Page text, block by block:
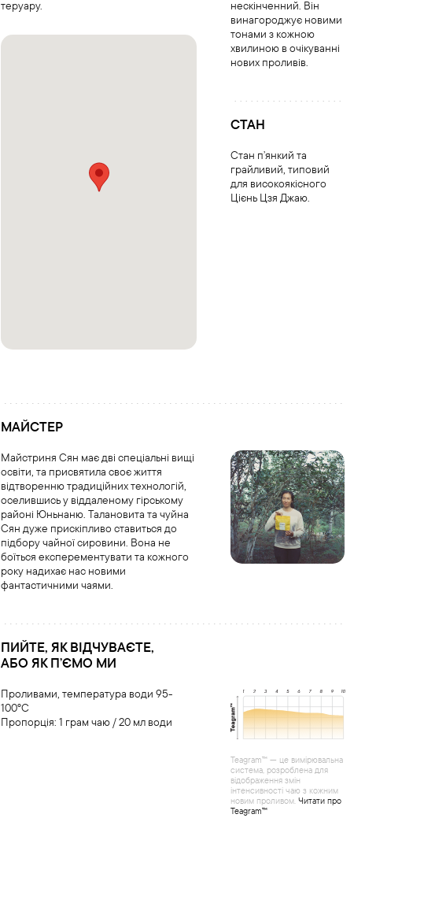
теруару.
нескінченний. Він
винагороджує новими
тонами з кожною
хвилиною в очікуванні
нових проливів.
СТАН
Стан пʼянкий та
грайливий, типовий
для високоякісного
Цієнь Цзя Джаю.
МАЙСТЕР
Майстриня Сян має дві спеціальні вищі
освіти, та присвятила своє життя
відтворенню традиційних технологій,
оселившись у віддаленому гірському
районі Юньнаню. Талановита та чуйна
Сян дуже прискіпливо ставиться до
підбору чайної сировини. Вона не
боїться експерементувати та кожного
року надихає нас новими
фантастичними чаями.
ПИЙТЕ, ЯК ВІДЧУВАЄТЕ,
АБО ЯК ПʼЄМО МИ
Проливами, температура води 95-
100°С
Пропорція: 1 грам чаю / 20 мл води
Teagram™ — це вимірювальна
система, розроблена для
відображення змін
інтенсивності чаю з кожним
новим проливом.Читати про
Teagram™